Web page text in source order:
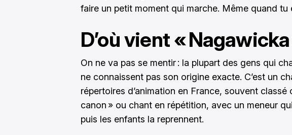
faire un petit moment qui marche. Même quand tu
D’où vient « Nagawicka
On ne va pas se mentir : la plupart des gens qui
ne connaissent pas son origine exacte. C’est un
répertoires d’animation en France, souvent classé
canon » ou chant en répétition, avec un meneur
puis les enfants la reprennent.